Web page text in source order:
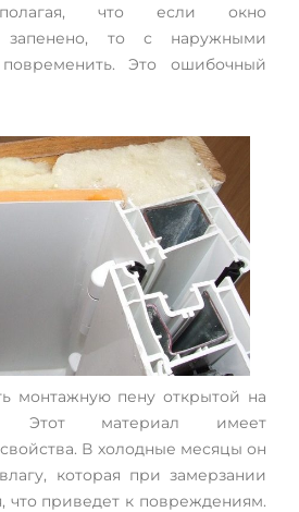
полагая, что если окно
запенено, то с наружными
Это ошибочный
монтажную пену открытой на
Этот материал имеет
В холодные месяцы он
которая при замерзании
что приведет к повреждениям.